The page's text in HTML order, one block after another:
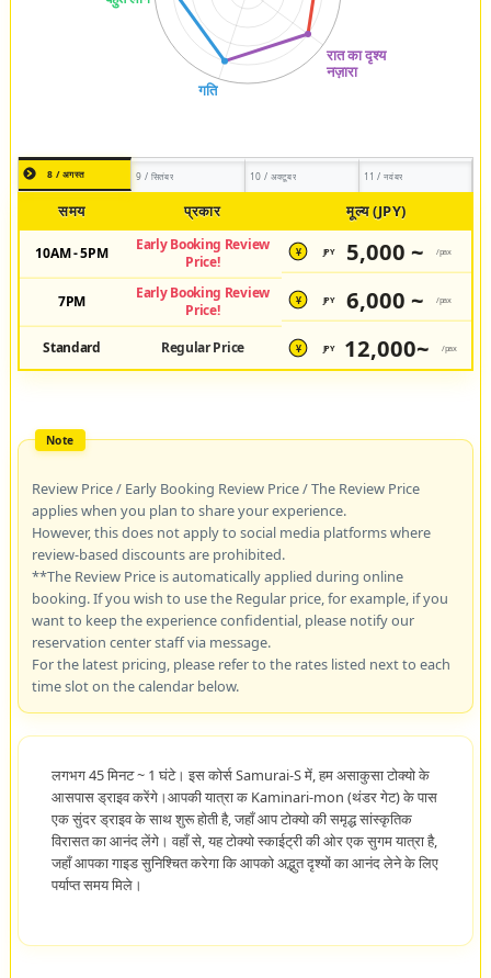
8 / अगस्त 9 / सितंबर 10 / अक्टूबर 11 / नवंबर
समय प्रकार मूल्य (JPY)
10AM - 5PM
Early Booking Review
Price!
¥ JPY 5,000 ~ /pax
7PM
Early Booking Review
Price!
¥ JPY 6,000 ~ /pax
Standard Regular Price ¥ JPY 12,000~ /pax
Review Price / Early Booking Review Price / The Review Price
applies when you plan to share your experience.
However, this does not apply to social media platforms where
review-based discounts are prohibited.
**The Review Price is automatically applied during online
booking. If you wish to use the Regular price, for example, if you
want to keep the experience confidential, please notify our
reservation center staff via message.
For the latest pricing, please refer to the rates listed next to each
time slot on the calendar below.
लगभग 45 मिनट ~ 1 घंटे। इस कोर्स Samurai-S में, हम असाकुसा टोक्यो के
आसपास ड्राइव करेंगे।आपकी यात्रा क Kaminari-mon (थंडर गेट) के पास
एक सुंदर ड्राइव के साथ शुरू होती है, जहाँ आप टोक्यो की समृद्ध सांस्कृतिक
विरासत का आनंद लेंगे। वहाँ से, यह टोक्यो स्काईट्री की ओर एक सुगम यात्रा है,
जहाँ आपका गाइड सुनिश्चित करेगा कि आपको अद्भुत दृश्यों का आनंद लेने के लिए
पर्याप्त समय मिले।